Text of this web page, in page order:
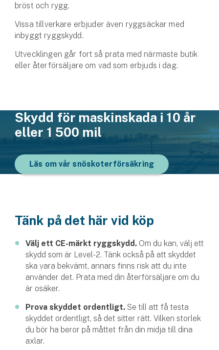
Hyresrättsförsäkring
Fritidshusförsäkring
Bilförsäkring för företag
Drönarförsäkring
Försäkring via förmedlare
Se alla försäkringar
bröst och rygg.
Vissa tillverkare erbjuder även ryggsäckar med
inbyggt ryggskydd.
Utvecklingen går fort så prata med närmaste butik
eller återförsäljare om vad som erbjuds i dag.
Skydd för maskin­skada i 10 år
eller 1 500 mil
Läs om vår snöskoterförsäkring
Tänk på det här vid köp
Välj ett CE-märkt ryggskydd. Om du kan, välj ett
skydd som är Level-2. Tänk också på att skyddet
ska vara bekvämt, annars finns risk att du inte
använder det. Prata med din återförsäljare om du
är osäker.
Prova skyddet ordentligt. Se till att få testa
skyddet ordentligt, så det sitter rätt. Vilken storlek
du bör ha beror på måttet från din midja till dina
axlar.